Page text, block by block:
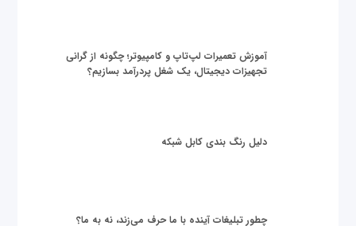
آموزش تعمیرات لپ‌تاپ و کامپیوتر؛ چگونه از گرانی
تجهیزات دیجیتال، یک شغل پردرآمد بسازیم؟
دلیل رنگ بندی کابل شبکه
چطور تبلیغات آینده با ما حرف می‌زند، نه به ما؟